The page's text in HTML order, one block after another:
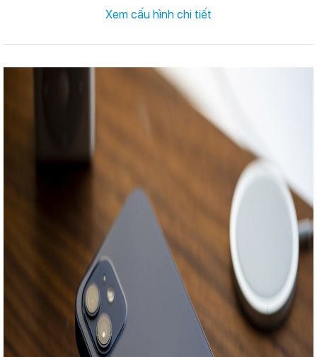
1170 x 2532 pixels
Hệ điều hành iOS
Phiên bản hệ điều
Xem cấu hình chi tiết